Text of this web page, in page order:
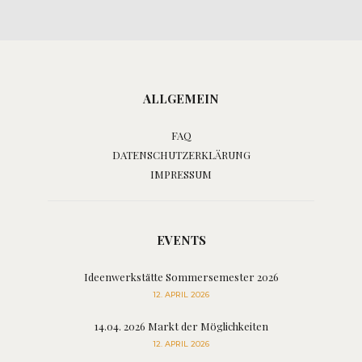
ALLGEMEIN
FAQ
DATENSCHUTZERKLÄRUNG
IMPRESSUM
EVENTS
Ideenwerkstätte Sommersemester 2026
12. APRIL 2026
14.04. 2026 Markt der Möglichkeiten
12. APRIL 2026